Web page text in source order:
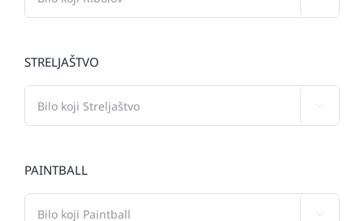
STRELJAŠTVO
PAINTBALL